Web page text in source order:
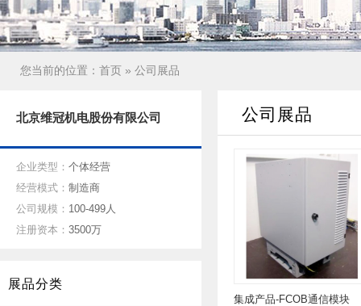
您当前的位置： 首页 » 公司展品
北京维冠机电股份有限公司
企业类型： 个体经营
经营模式： 制造商
公司规模： 100-499人
注册资本： 3500万
展品分类
公司展品
集成产品-FCOB通信模块